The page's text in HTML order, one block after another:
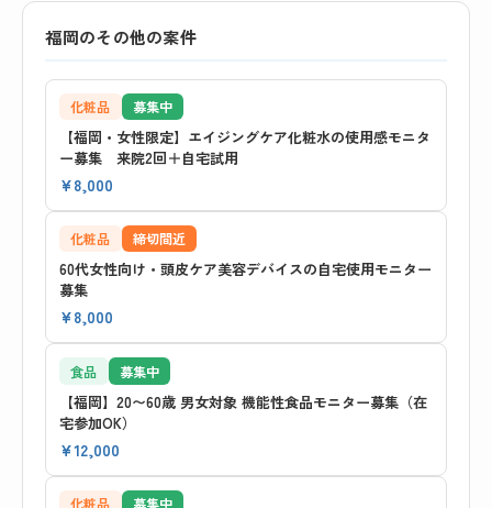
福岡のその他の案件
化粧品 募集中
【福岡・女性限定】エイジングケア化粧水の使用感モニタ
ー募集 来院2回＋自宅試用
¥8,000
化粧品 締切間近
60代女性向け・頭皮ケア美容デバイスの自宅使用モニター
募集
¥8,000
食品 募集中
【福岡】20〜60歳 男女対象 機能性食品モニター募集（在
宅参加OK）
¥12,000
化粧品 募集中